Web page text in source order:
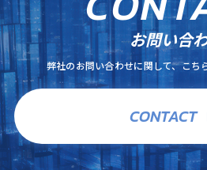
お問い合
弊社のお問い合わせに関して、こち
CONTACT